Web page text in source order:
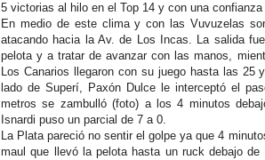
5 victorias al hilo en el Top 14 y con una
En medio de este clima y con las Vuvuzelas
atacando hacia la Av. de Los Incas. La salida
pelota y a tratar de avanzar con las manos,
Los Canarios llegaron con su juego hasta las 25
lado de Superí, Paxón Dulce le interceptó el
metros se zambulló (foto) a los 4 minutos
Isnardi puso un parcial de 7 a 0.
La Plata pareció no sentir el golpe ya que 4
maul que llevó la pelota hasta un ruck debajo